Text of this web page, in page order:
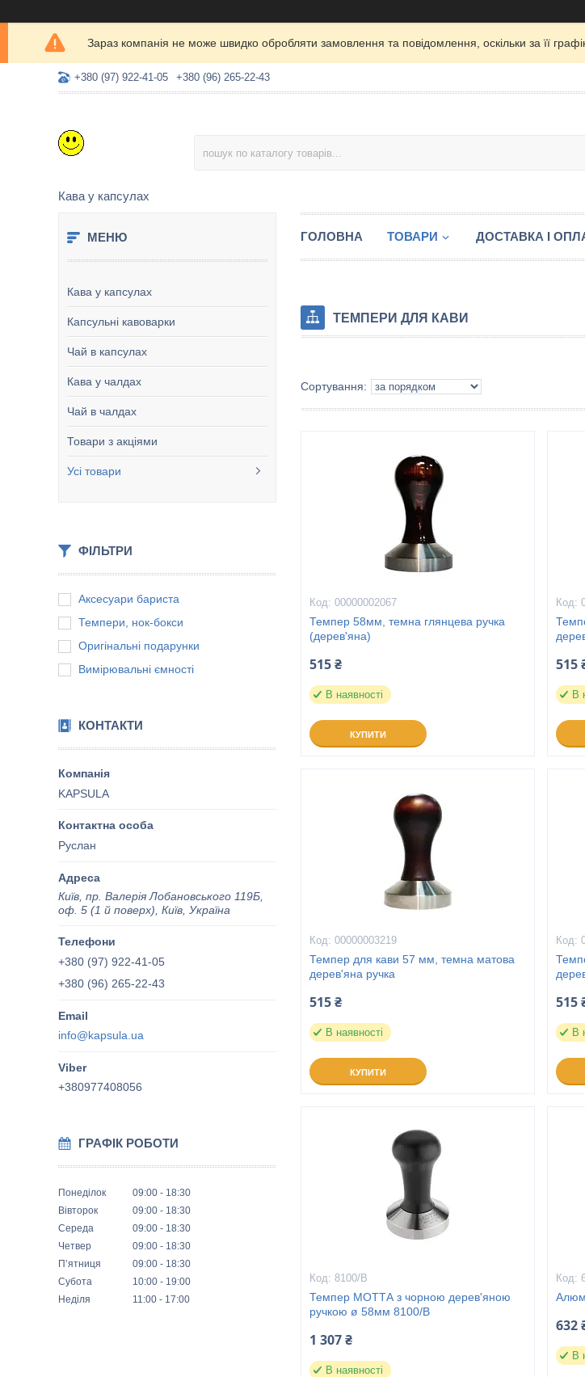
Зараз компанія не може швидко обробляти замовлення та повідомлення, оскільки за її
+380 (97) 922-41-05 +380 (96) 265-22-43
Кава у капсулах
Кава у капсулах
Капсульні кавоварки
Чай в капсулах
Кава у чалдах
Чай в чалдах
Товари з акціями
Усі товари
ФІЛЬТРИ
Аксесуари бариста
Темпери, нок-бокси
Оригінальні подарунки
Вимірювальні ємності
КОНТАКТИ
KAPSULA
Руслан
Київ, пр. Валерія Лобановського 119Б,
оф. 5 (1 й поверх), Київ, Україна
+380 (97) 922-41-05
+380 (96) 265-22-43
info@kapsula.ua
+380977408056
ГРАФІК РОБОТИ
Понеділок 09:00
18:30
Вівторок
09:00
18:30
Середа
09:00
18:30
Четвер
09:00
18:30
Пʼятниця
09:00
18:30
Субота
10:00
19:00
Неділя
11:00 17:00
ГОЛОВНА ТОВАРИ ДОСТАВКА І
ТЕМПЕРИ ДЛЯ КАВИ
00000002067
Темпер 58мм, темна глянцева ручка
(дерев'яна)
515 ₴
В наявності
КУПИТИ
515
В
00000003219
Темпер для кави 57 мм, темна матова
дерев'яна ручка
515 ₴
В наявності
КУПИТИ
515
В
8100/B
Темпер МОТТА з чорною дерев'яною
ручкою ø 58мм 8100/B
1 307 ₴
В наявності
632
В